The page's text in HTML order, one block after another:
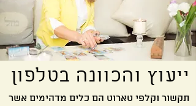
ייעוץ והכוונה בטלפון
תקשור וקלפי טארוט הם כלים מדהימים אשר